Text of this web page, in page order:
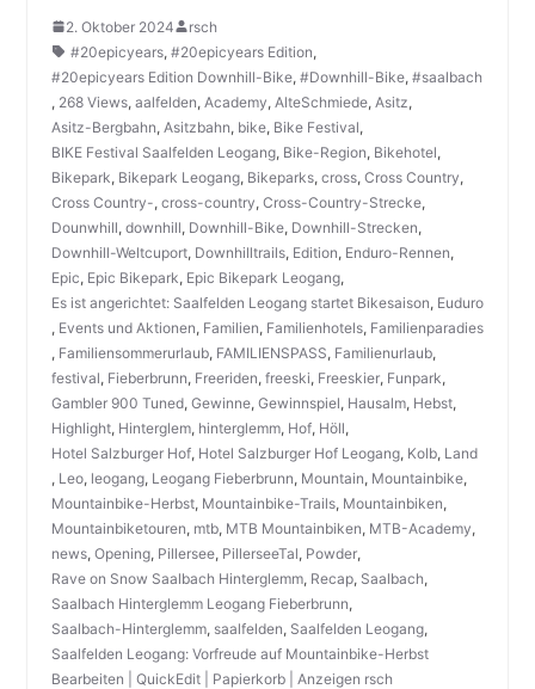
2. Oktober 2024
rsch
#20epicyears, #20epicyears Edition,
#20epicyears Edition Downhill-Bike, #Downhill-Bike, #saalbach
, 268 Views, aalfelden, Academy, AlteSchmiede, Asitz,
Asitz-Bergbahn, Asitzbahn, bike, Bike Festival,
BIKE Festival Saalfelden Leogang, Bike-Region, Bikehotel,
Bikepark, Bikepark Leogang, Bikeparks, cross, Cross Country,
Cross Country-, cross-country, Cross-Country-Strecke,
Dounwhill, downhill, Downhill-Bike, Downhill-Strecken,
Downhill-Weltcuport, Downhilltrails, Edition, Enduro-Rennen,
Epic, Epic Bikepark, Epic Bikepark Leogang,
Es ist angerichtet: Saalfelden Leogang startet Bikesaison, Euduro
, Events und Aktionen, Familien, Familienhotels, Familienparadies
, Familiensommerurlaub, FAMILIENSPASS, Familienurlaub,
festival, Fieberbrunn, Freeriden, freeski, Freeskier, Funpark,
Gambler 900 Tuned, Gewinne, Gewinnspiel, Hausalm, Hebst,
Highlight, Hinterglem, hinterglemm, Hof, Höll,
Hotel Salzburger Hof, Hotel Salzburger Hof Leogang, Kolb, Land
, Leo, leogang, Leogang Fieberbrunn, Mountain, Mountainbike,
Mountainbike-Herbst, Mountainbike-Trails, Mountainbiken,
Mountainbiketouren, mtb, MTB Mountainbiken, MTB-Academy,
news, Opening, Pillersee, PillerseeTal, Powder,
Rave on Snow Saalbach Hinterglemm, Recap, Saalbach,
Saalbach Hinterglemm Leogang Fieberbrunn,
Saalbach-Hinterglemm, saalfelden, Saalfelden Leogang,
Saalfelden Leogang: Vorfreude auf Mountainbike-Herbst
Bearbeiten | QuickEdit | Papierkorb | Anzeigen rsch